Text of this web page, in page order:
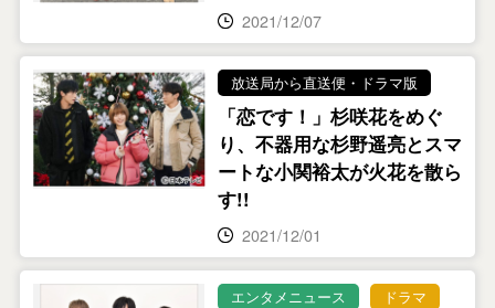
2021/12/07
放送局から直送便・ドラマ版
「恋です！」杉咲花をめぐ
り、不器用な杉野遥亮とスマ
ートな小関裕太が火花を散ら
す!!
2021/12/01
エンタメニュース ドラマ